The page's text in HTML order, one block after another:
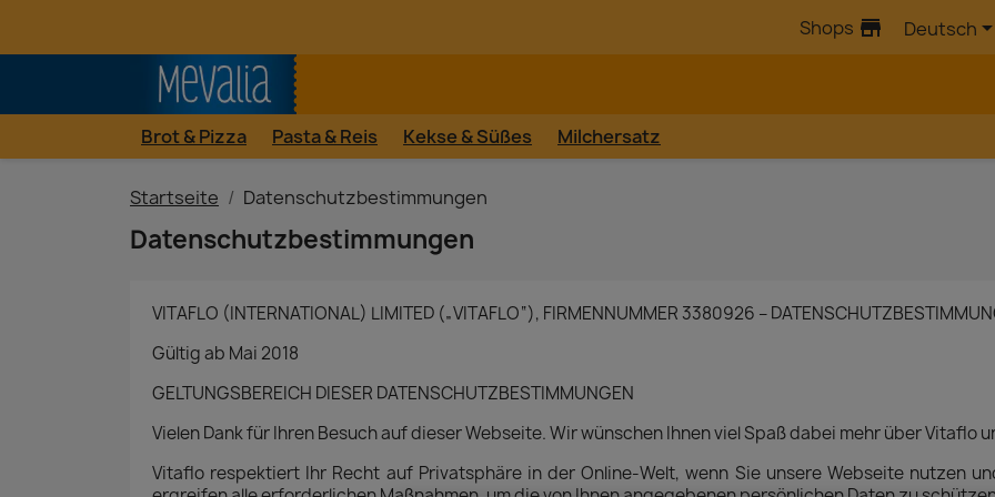
Shops store Deutsch
Brot & Pizza Pasta & Reis Kekse & Süßes Milchersatz
Startseite Datenschutzbestimmungen
Datenschutzbestimmungen
VITAFLO (INTERNATIONAL) LIMITED („VITAFLO“), FIRMENNUMMER 3380926 –
Gültig ab Mai 2018
GELTUNGSBEREICH DIESER DATENSCHUTZBESTIMMUNGEN
Vielen Dank für Ihren Besuch auf dieser Webseite. Wir wünschen Ihnen viel Spaß dabei mehr über Vitaflo
Vitaflo respektiert Ihr Recht auf Privatsphäre in der Online-Welt, wenn Sie unsere Webseite nutzen